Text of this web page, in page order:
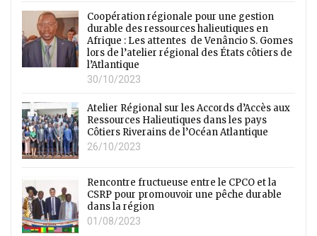
Coopération régionale pour une gestion
durable des ressources halieutiques en
Afrique : Les attentes de Venâncio S. Gomes
lors de l’atelier régional des États côtiers de
l’Atlantique
30/10/2023
Atelier Régional sur les Accords d’Accès aux
Ressources Halieutiques dans les pays
Côtiers Riverains de l’Océan Atlantique
26/10/2023
Rencontre fructueuse entre le CPCO et la
CSRP pour promouvoir une pêche durable
dans la région
01/08/2023